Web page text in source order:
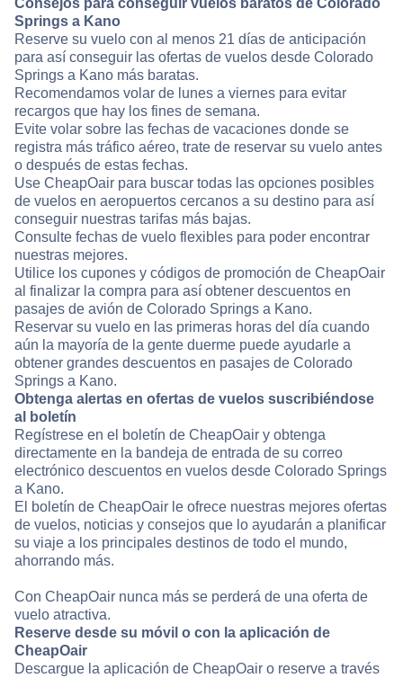
Consejos para conseguir vuelos baratos de Colorado
Springs a Kano
Reserve su vuelo con al menos 21 días de anticipación
para así conseguir las ofertas de vuelos desde Colorado
Springs a Kano más baratas.
Recomendamos volar de lunes a viernes para evitar
recargos que hay los fines de semana.
Evite volar sobre las fechas de vacaciones donde se
registra más tráfico aéreo, trate de reservar su vuelo antes
o después de estas fechas.
Use CheapOair para buscar todas las opciones posibles
de vuelos en aeropuertos cercanos a su destino para así
conseguir nuestras tarifas más bajas.
Consulte fechas de vuelo flexibles para poder encontrar
nuestras mejores.
Utilice los cupones y códigos de promoción de CheapOair
al finalizar la compra para así obtener descuentos en
pasajes de avión de Colorado Springs a Kano.
Reservar su vuelo en las primeras horas del día cuando
aún la mayoría de la gente duerme puede ayudarle a
obtener grandes descuentos en pasajes de Colorado
Springs a Kano.
Obtenga alertas en ofertas de vuelos suscribiéndose
al boletín
Regístrese en el boletín de CheapOair y obtenga
directamente en la bandeja de entrada de su correo
electrónico descuentos en vuelos desde Colorado Springs
a Kano.
El boletín de CheapOair le ofrece nuestras mejores ofertas
de vuelos, noticias y consejos que lo ayudarán a planificar
su viaje a los principales destinos de todo el mundo,
ahorrando más.
Con CheapOair nunca más se perderá de una oferta de
vuelo atractiva.
Reserve desde su móvil o con la aplicación de
CheapOair
Descargue la aplicación de CheapOair o reserve a través